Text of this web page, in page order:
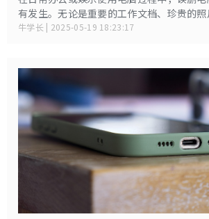
有发生。无论是重要的工作文档、珍贵的
理的学习资料，一旦误删都可能带来巨大的
删文件夹的方法，助手把手教你找回误删
牛学长 | 2025-05-19 18:23:17